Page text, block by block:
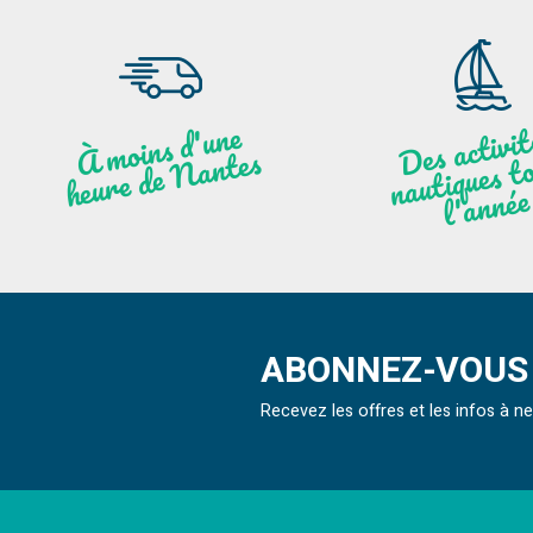
À
moi
ns
d'u
ne
heu
re
de
N
a
ntes quesnée
ABONNEZ-
Recevez les offres et les infos à